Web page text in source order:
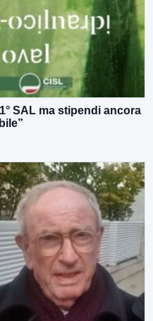
SAL ma stipendi ancora